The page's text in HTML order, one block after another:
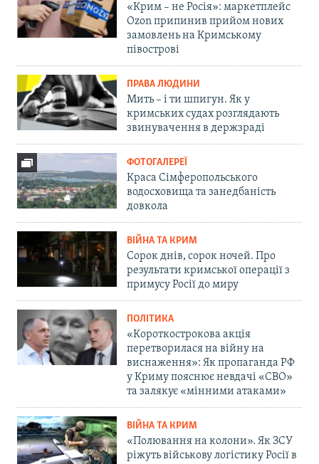
«Крим – не Росія»: маркетплейс
Ozon припинив прийом нових
замовлень на Кримському
півострові
ПРАВА ЛЮДИНИ
Мить – і ти шпигун. Як у
кримських судах розглядають
звинувачення в держзраді
ФОТОГАЛЕРЕЇ
Краса Сімферопольського
водосховища та занедбаність
довкола
ВІЙНА ТА КРИМ
Сорок днів, сорок ночей. Про
результати кримської операції з
примусу Росії до миру
ПОЛІТИКА
«Короткострокова акція
перетворилася на війну на
виснаження»: Як пропаганда РФ
у Криму пояснює невдачі «СВО»
та залякує «мінними атаками»
ВІЙНА ТА КРИМ
«Полювання на колони». Як ЗСУ
ріжуть військову логістику Росії в